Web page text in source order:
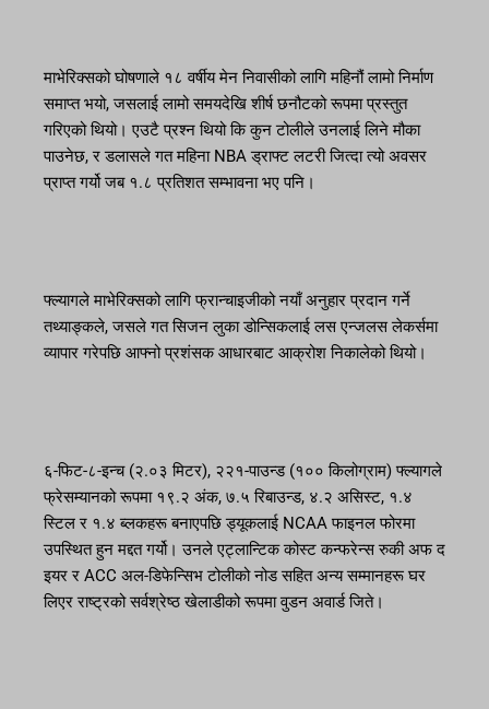
माभेरिक्सको घोषणाले १८ वर्षीय मेन निवासीको लागि महिनौं लामो निर्माण
समाप्त भयो, जसलाई लामो समयदेखि शीर्ष छनौटको रूपमा प्रस्तुत
गरिएको थियो। एउटै प्रश्न थियो कि कुन टोलीले उनलाई लिने मौका
पाउनेछ, र डलासले गत महिना NBA ड्राफ्ट लटरी जित्दा त्यो अवसर
प्राप्त गर्यो जब १.८ प्रतिशत सम्भावना भए पनि।
फ्ल्यागले माभेरिक्सको लागि फ्रान्चाइजीको नयाँ अनुहार प्रदान गर्ने
तथ्याङ्कले, जसले गत सिजन लुका डोन्सिकलाई लस एन्जलस लेकर्समा
व्यापार गरेपछि आफ्नो प्रशंसक आधारबाट आक्रोश निकालेको थियो।
६-फिट-८-इन्च (२.०३ मिटर), २२१-पाउन्ड (१०० किलोग्राम) फ्ल्यागले
फ्रेसम्यानको रूपमा १९.२ अंक, ७.५ रिबाउन्ड, ४.२ असिस्ट, १.४
स्टिल र १.४ ब्लकहरू बनाएपछि ड्यूकलाई NCAA फाइनल फोरमा
उपस्थित हुन मद्दत गर्यो। उनले एट्लान्टिक कोस्ट कन्फरेन्स रुकी अफ द
इयर र ACC अल-डिफेन्सिभ टोलीको नोड सहित अन्य सम्मानहरू घर
लिएर राष्ट्रको सर्वश्रेष्ठ खेलाडीको रूपमा वुडन अवार्ड जिते।